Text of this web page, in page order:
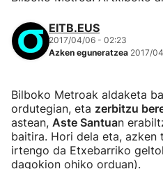
EITB.EUS
2017/04/06 - 02:23
Azken eguneratzea 2017/
Bilboko Metroak aldaketa
ordutegian, eta zerbitzu
astean, Aste Santuan
baitira. Hori dela eta, azken
irtengo da Etxebarriko
dagokion ohiko orduan).